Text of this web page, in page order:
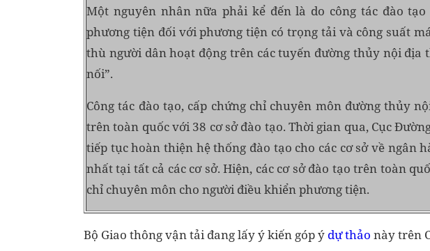
Một nguyên nhân nữa phải kể đến là do công tác đào
phương tiện đối với phương tiện có trọng tải và công suất
thù người dân hoạt động trên các tuyến đường thủy nội địa
nối”.
Công tác đào tạo, cấp chứng chỉ chuyên môn đường thủy
trên toàn quốc với 38 cơ sở đào tạo. Thời gian qua, Cục
tiếp tục hoàn thiện hệ thống đào tạo cho các cơ sở về ngân
nhất tại tất cả các cơ sở. Hiện, các cơ sở đào tạo trên toàn
chỉ chuyên môn cho người điều khiển phương tiện.
Bộ Giao thông vận tải đang lấy ý kiến góp ý dự thảo này trên